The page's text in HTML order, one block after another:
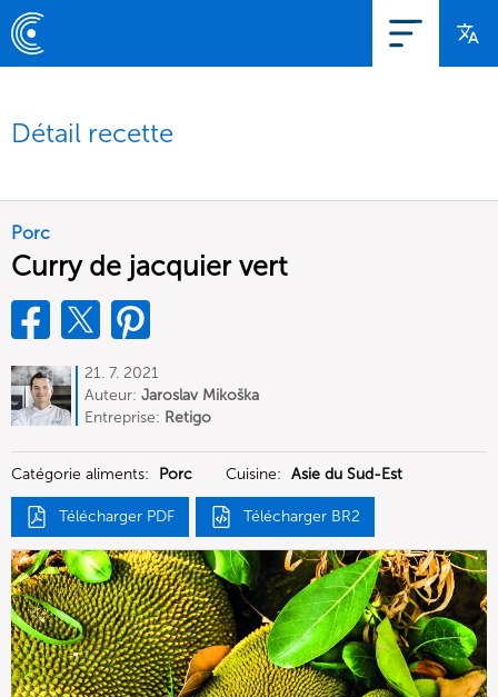
Détail recette
Porc
Curry de jacquier vert
21. 7. 2021
Auteur: Jaroslav Mikoška
Entreprise: Retigo
Catégorie aliments: Porc Cuisine: Asie du Sud-Est
Télécharger PDF Télécharger BR2